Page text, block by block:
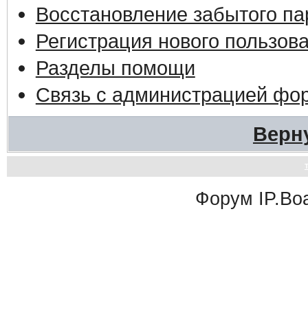
Восстановление забытого
Регистрация нового
Разделы помощи
Связь с администрацией
Форум